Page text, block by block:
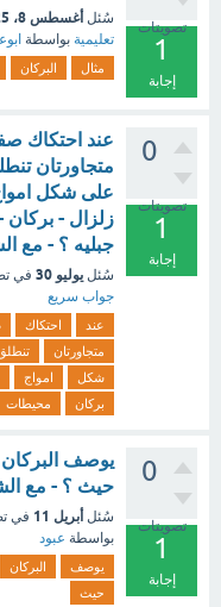
تصويتات
1
إجابة
سُئل أغسطس 8، 2025
تعليمية بواسطة
مثال البركان
0
تصويتات
1
إجابة
عند احتكاك
متجاورتان
على شكل
زلزال -
جبليه ؟ - مع
سُئل يوليو 30 في
جواب سريع
عند احتكاك
متجاورتان
شكل
امواج
بركان
محيطات
0
تصويتات
1
إجابة
يوصف البركان
حيث ؟ - مع
سُئل أبريل 11 في
بواسطة عبود
يوصف البركان
حيث